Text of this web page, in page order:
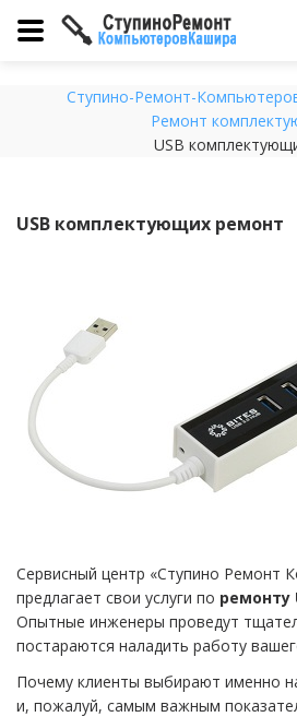
Ступино-Ремонт-
Ремонт
USB
USB комплектующих ремонт
Сервисный центр «Ступино Ремонт
предлагает свои услуги по ремонту
Опытные инженеры проведут
постараются наладить работу
Почему клиенты выбирают именно
и, пожалуй, самым важным